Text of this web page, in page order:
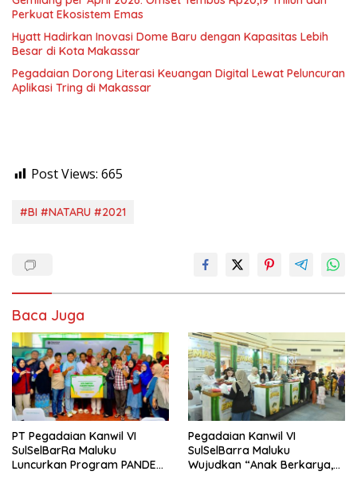
Perkuat Ekosistem Emas
Hyatt Hadirkan Inovasi Dome Baru dengan Kapasitas Lebih
Besar di Kota Makassar
Pegadaian Dorong Literasi Keuangan Digital Lewat Peluncuran
Aplikasi Tring di Makassar
Post Views: 665
#BI #NATARU #2021
Baca Juga
PT Pegadaian Kanwil VI
SulSelBarRa Maluku
Luncurkan Program PANDE
Pegadaian Kanwil VI
SulSelBarra Maluku
Wujudkan “Anak Berkarya,